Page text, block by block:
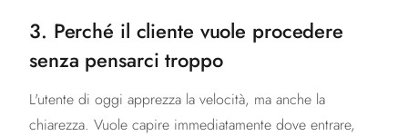
3. Perché il cliente vuole procedere
senza pensarci troppo
L'utente di oggi apprezza la velocità, ma anche la
chiarezza. Vuole capire immediatamente dove entrare,